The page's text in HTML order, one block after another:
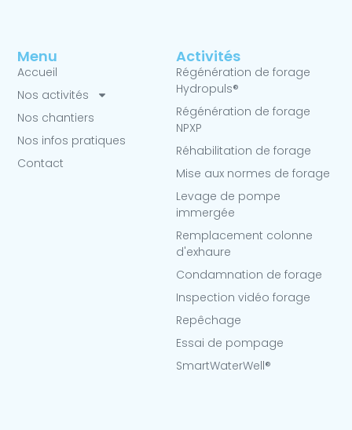
Activités
Régénération de forage
Hydropuls®
Régénération de forage
NPXP
Réhabilitation de forage
Mise aux normes de forage
Levage de pompe
immergée
Remplacement colonne
d'exhaure
Condamnation de forage
Inspection vidéo forage
Repêchage
Essai de pompage
SmartWaterWell®
Menu
Accueil
Nos activités
Nos chantiers
Nos infos pratiques
Contact